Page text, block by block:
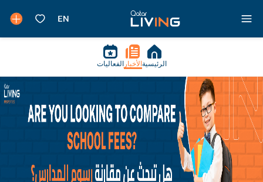
الرئيسية الأخبار الفعاليات